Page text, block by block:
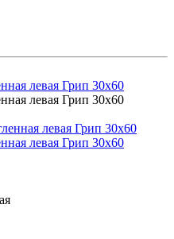
левая Грип 30x60
левая Грип 30x60
левая Грип 30x60